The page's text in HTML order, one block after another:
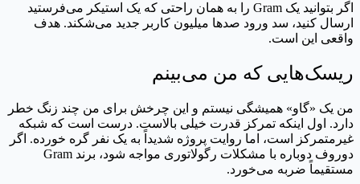
اگر بتوانید یک Gram را به همان راحتی که یک استیکر می‌فرستید
ارسال کنید، سد ورود صدها میلیون کاربر جدید می‌شکند. هدف
واقعی این است.
ریسک‌هایی که من می‌بینم
من یک «گاو» همیشگی نیستم و این چرخش برای من چند زنگ خطر
دارد. اول اینکه تمرکز قدرت خیلی بالاست. درست است که شبکه
غیرمتمرکز است، اما روایت پروژه شدیداً به یک نفر گره خورده. اگر
دوروف دوباره با مشکلات رگولاتوری مواجه شود، برند Gram
مستقیماً ضربه می‌خورد.